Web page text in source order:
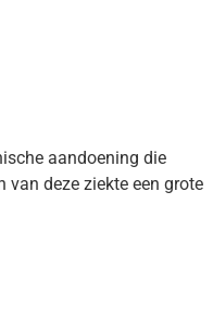
aandoening die
van deze ziekte een grote